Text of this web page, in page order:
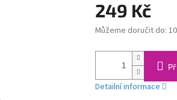
249 Kč
Měrná
Můžeme doručit do:
Detailní informace